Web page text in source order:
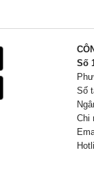
Số
Số
Chi